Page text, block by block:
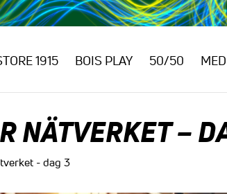
1915 BOIS PLAY 50/50
NÄTVERKET –
- dag 3